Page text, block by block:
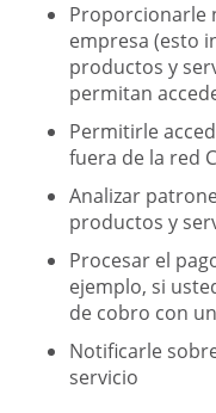
Proporcionarle
empresa (esto
productos y
permitan
Permitirle
fuera de la red
Analizar
productos y
Procesar el
ejemplo, si
de cobro con
Notificarle
servicio